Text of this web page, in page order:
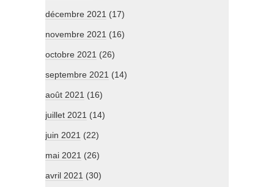
décembre 2021 (17)
novembre 2021 (16)
octobre 2021 (26)
septembre 2021 (14)
août 2021 (16)
juillet 2021 (14)
juin 2021 (22)
mai 2021 (26)
avril 2021 (30)